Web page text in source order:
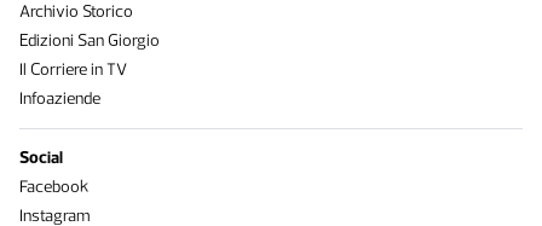
Archivio Storico
Edizioni San Giorgio
Il Corriere in TV
Infoaziende
Social
Facebook
Instagram